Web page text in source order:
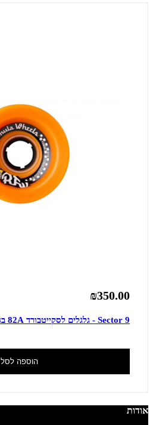
₪350.00
Sector 9 - גלגלים לסקייטבורד 82A בגודל 72MM
הוספה לסל
אודות